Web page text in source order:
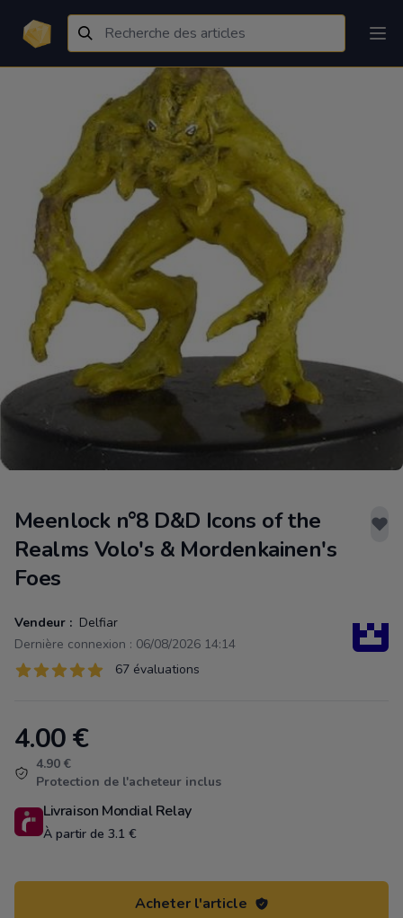
Meenlock n°8 D&D Icons of the
Realms Volo's & Mordenkainen's
Foes
Vendeur : Delfiar
Dernière connexion : 06/08/2026 14:14
Évaluations
67 sur 5 étoiles 67 évaluations
Product information
4.00€
4.90 €
Protection de l'acheteur inclus
Livraison Mondial Relay
À partir de 3.1 €
Acheter l'article